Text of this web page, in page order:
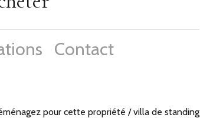
Contact
pour cette propriété / villa de standing